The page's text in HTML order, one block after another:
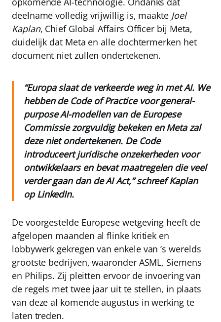
deelname volledig vrijwillig is, maakte Joel
Kaplan, Chief Global Affairs Officer bij Meta,
duidelijk dat Meta en alle dochtermerken het
document niet zullen ondertekenen.
“Europa slaat de verkeerde weg in met AI. We
hebben de Code of Practice voor general-
purpose AI-modellen van de Europese
Commissie zorgvuldig bekeken en Meta zal
deze niet ondertekenen. De Code
introduceert juridische onzekerheden voor
ontwikkelaars en bevat maatregelen die veel
verder gaan dan de AI Act,” schreef Kaplan
op LinkedIn.
De voorgestelde Europese wetgeving heeft de
afgelopen maanden al flinke kritiek en
lobbywerk gekregen van enkele van ’s werelds
grootste bedrijven, waaronder ASML, Siemens
en Philips. Zij pleitten ervoor de invoering van
de regels met twee jaar uit te stellen, in plaats
van deze al komende augustus in werking te
laten treden.